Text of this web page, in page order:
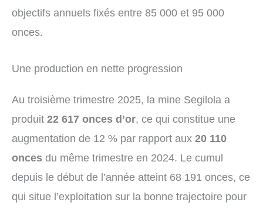
objectifs annuels fixés entre 85 000 et 95 000
onces.
Une production en nette progression
Au troisième trimestre 2025, la mine Segilola a
produit 22 617 onces d’or, ce qui constitue une
augmentation de 12 % par rapport aux 20 110
onces du même trimestre en 2024. Le cumul
depuis le début de l’année atteint 68 191 onces, ce
qui situe l’exploitation sur la bonne trajectoire pour